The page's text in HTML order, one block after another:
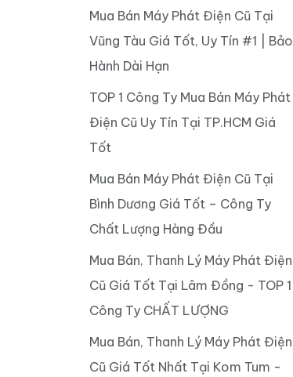
Mua Bán Máy Phát Điện Cũ Tại
Vũng Tàu Giá Tốt, Uy Tín #1 | Bảo
Hành Dài Hạn
TOP 1 Công Ty Mua Bán Máy Phát
Điện Cũ Uy Tín Tại TP.HCM Giá
Tốt
Mua Bán Máy Phát Điện Cũ Tại
Bình Dương Giá Tốt – Công Ty
Chất Lượng Hàng Đầu
Mua Bán, Thanh Lý Máy Phát Điện
Cũ Giá Tốt Tại Lâm Đồng - TOP 1
Công Ty CHẤT LƯỢNG
Mua Bán, Thanh Lý Máy Phát Điện
Cũ Giá Tốt Nhất Tại Kom Tum -